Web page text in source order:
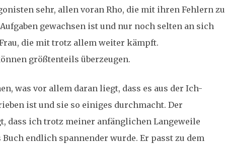
sehr, allen voran Rho, die mit ihren Fehlern zu
gewachsen ist und nur noch selten an sich
die mit trotz allem weiter kämpft.
größtenteils überzeugen.
was vor allem daran liegt, dass es aus der Ich-
ist und sie so einiges durchmacht. Der
dass ich trotz meiner anfänglichen Langeweile
Buch endlich spannender wurde. Er passt zu dem